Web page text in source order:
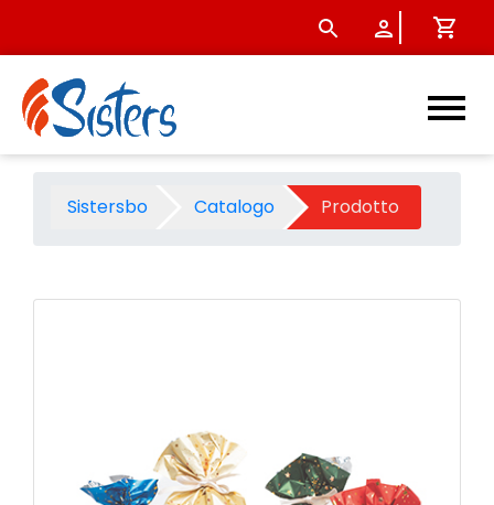
Busta little Star 50x75 5
Sistersbo Catalogo Prodotto